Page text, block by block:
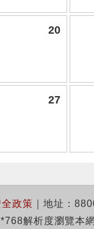
20
27
政策 地址：
解析度瀏覽本